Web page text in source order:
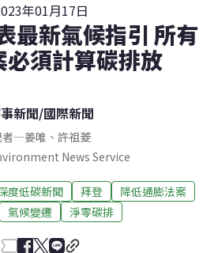
年01月17日
最新氣候指引 所有
必須計算碳排放
新聞/國際新聞
—姜唯 、 許祖菱
News Service
度低碳新聞 拜登
降低通膨法案
氣候變遷 淨零碳排